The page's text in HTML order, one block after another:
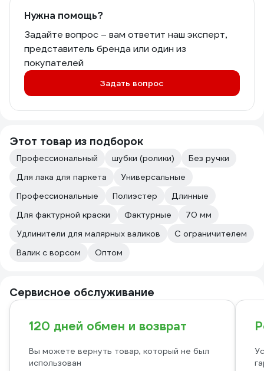
Нужна помощь?
Задайте вопрос – вам ответит наш эксперт,
представитель бренда или один из
покупателей
Задать вопрос
Этот товар из подборок
Профессиональный шубки (ролики)
Без ручки
Для лака для паркета
Универсальные
Профессиональные
Полиэстер
Длинные
Для фактурной краски
Фактурные
70 мм
Удлинители для малярных валиков
С ограничителем
Валик с ворсом
Оптом
Сервисное обслуживание
120 дней обмен и возврат
Вы можете вернуть товар, который не был
использован